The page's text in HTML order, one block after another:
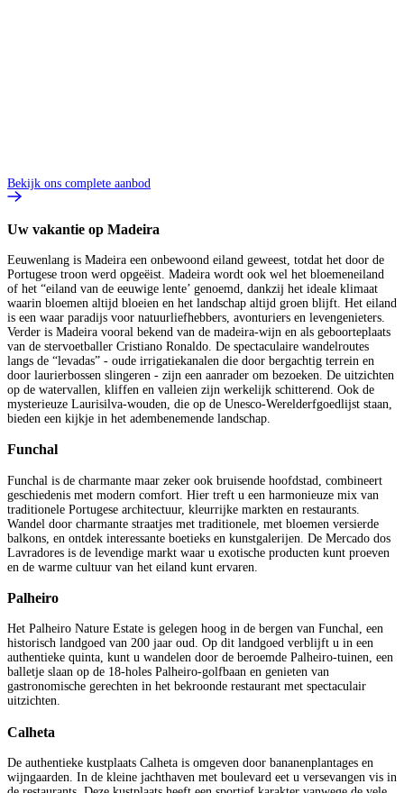
Bekijk ons complete aanbod
Uw vakantie op Madeira
Eeuwenlang is Madeira een onbewoond eiland geweest, totdat het door de
Portugese troon werd opgeëist. Madeira wordt ook wel het bloemeneiland
of het “eiland van de eeuwige lente’ genoemd, dankzij het ideale klimaat
waarin bloemen altijd bloeien en het landschap altijd groen blijft. Het eiland
is een waar paradijs voor natuurliefhebbers, avonturiers en levengenieters.
Verder is Madeira vooral bekend van de madeira-wijn en als geboorteplaats
van de stervoetballer Cristiano Ronaldo. De spectaculaire wandelroutes
langs de “levadas” - oude irrigatiekanalen die door bergachtig terrein en
door laurierbossen slingeren - zijn een aanrader om bezoeken. De uitzichten
op de watervallen, kliffen en valleien zijn werkelijk schitterend. Ook de
mysterieuze Laurisilva-wouden, die op de Unesco-Werelderfgoedlijst staan,
bieden een kijkje in het adembenemende landschap.
Funchal
Funchal is de charmante maar zeker ook bruisende hoofdstad, combineert
geschiedenis met modern comfort. Hier treft u een harmonieuze mix van
traditionele Portugese architectuur, kleurrijke markten en restaurants.
Wandel door charmante straatjes met traditionele, met bloemen versierde
balkons, en ontdek interessante boetieks en kunstgalerijen. De Mercado dos
Lavradores is de levendige markt waar u exotische producten kunt proeven
en de warme cultuur van het eiland kunt ervaren.
Palheiro
Het Palheiro Nature Estate is gelegen hoog in de bergen van Funchal, een
historisch landgoed van 200 jaar oud. Op dit landgoed verblijft u in een
authentieke quinta, kunt u wandelen door de beroemde Palheiro-tuinen, een
balletje slaan op de 18-holes Palheiro-golfbaan en genieten van
gastronomische gerechten in het bekroonde restaurant met spectaculair
uitzichten.
Calheta
De authentieke kustplaats Calheta is omgeven door bananenplantages en
wijngaarden. In de kleine jachthaven met boulevard eet u versevangen vis in